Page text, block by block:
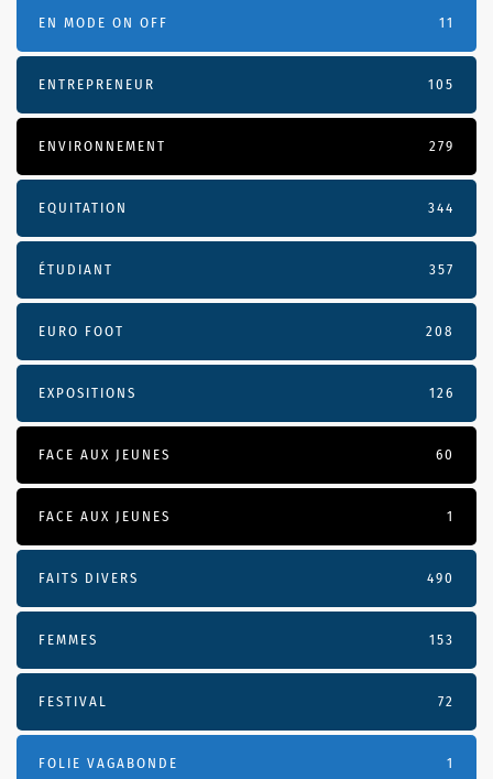
EN MODE ON OFF 11
ENTREPRENEUR 105
ENVIRONNEMENT 279
EQUITATION 344
ÉTUDIANT 357
EURO FOOT 208
EXPOSITIONS 126
FACE AUX JEUNES 60
FACE AUX JEUNES 1
FAITS DIVERS 490
FEMMES 153
FESTIVAL 72
FOLIE VAGABONDE 1